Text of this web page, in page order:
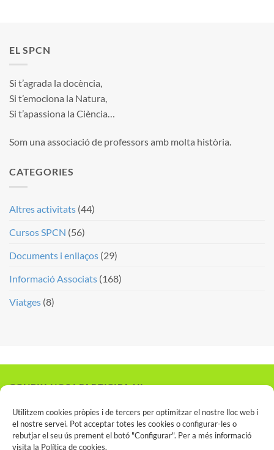
Utilitzem cookies pròpies i de tercers per optimitzar el nostre lloc web i
el nostre servei. Pot acceptar totes les cookies o configurar-les o
rebutjar el seu ús prement el botó "Configurar". Per a més informació
visita la Política de cookies.
EL SPCN
Si t’agrada la docència,
Si t’emociona la Natura,
Si t’apassiona la Ciència…
Som una associació de professors amb molta història.
CATEGORIES
Altres activitats (44)
Cursos SPCN (56)
Documents i enllaços (29)
Informació Associats (168)
Viatges (8)
CONEIX-NOS I PARTICIPA-HI
Vols associar-te?